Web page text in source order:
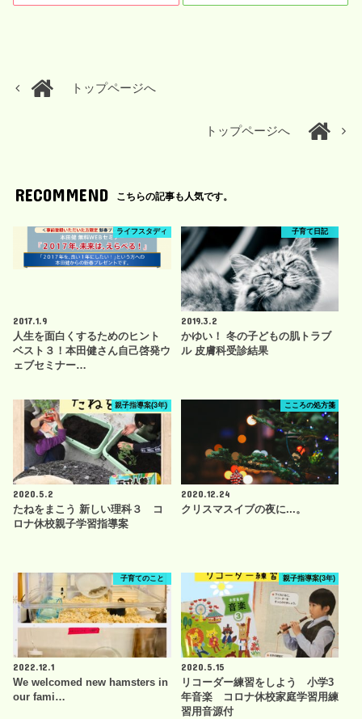
トップページへ
トップページへ
RECOMMEND こちらの記事も人気です。
ライフスタディ
2017.1.9
人生を面白くするためのヒント
ベスト３！本田健さん自己啓発ウ
ェブセミナー…
子育て日記
2019.3.2
かゆい！ 冬の子どもの肌トラブ
ル 皮膚科受診結果
親子指導案(3年)
2020.5.2
たねをまこう 新しい理科３ コ
ロナ休校親子学習指導案
こころの処方箋
2020.12.24
クリスマスイブの夜に...。
子育てのこと
2022.12.1
We welcomed new hamsters in
our fami…
親子指導案(3年)
2020.5.15
リコーダー練習をしよう 小学3
年音楽 コロナ休校家庭学習用練
習用音源付